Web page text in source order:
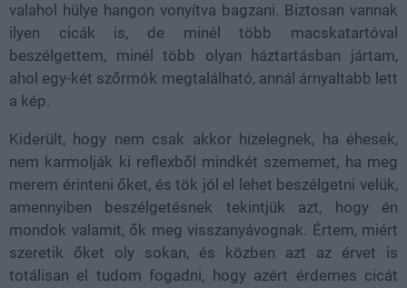
valahol hülye hangon vonyítva bagzani. Biztosan vannak
ilyen cicák is, de minél több macskatartóval
beszélgettem, minél több olyan háztartásban jártam,
ahol egy-két szőrmók megtalálható, annál árnyaltabb lett
a kép.
Kiderült, hogy nem csak akkor hízelegnek, ha éhesek,
nem karmolják ki reflexből mindkét szememet, ha meg
merem érinteni őket, és tök jól el lehet beszélgetni velük,
amennyiben beszélgetésnek tekintjük azt, hogy én
mondok valamit, ők meg visszanyávognak. Értem, miért
szeretik őket oly sokan, és közben azt az érvet is
totálisan el tudom fogadni, hogy azért érdemes cicát